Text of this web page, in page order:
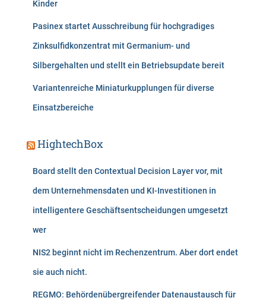
Kinder
Pasinex startet Ausschreibung für hochgradiges
Zinksulfidkonzentrat mit Germanium- und
Silbergehalten und stellt ein Betriebsupdate bereit
Variantenreiche Miniaturkupplungen für diverse
Einsatzbereiche
HightechBox
Board stellt den Contextual Decision Layer vor, mit
dem Unternehmensdaten und KI-Investitionen in
intelligentere Geschäftsentscheidungen umgesetzt
wer
NIS2 beginnt nicht im Rechenzentrum. Aber dort endet
sie auch nicht.
REGMO: Behördenübergreifender Datenaustausch für